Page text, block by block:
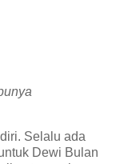
Selalu ada
Dewi Bulan